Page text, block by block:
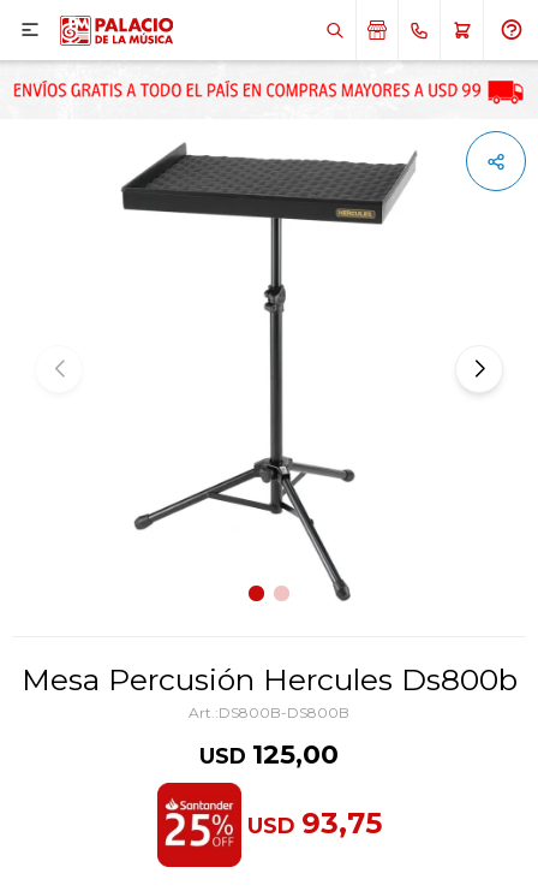

Mesa Percusión Hercules Ds800b
DS800B-DS800B
USD 125,00
USD 93,75
ENVIAR